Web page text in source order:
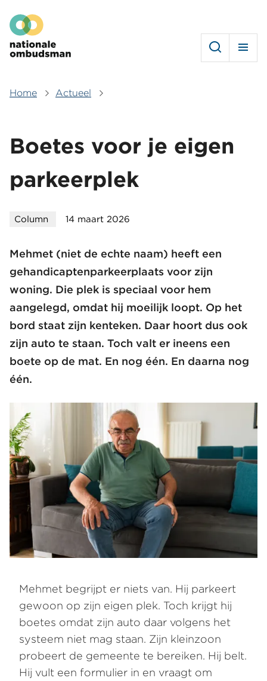
en
naar
de
gaan
Hoofdmenu
Home Actueel
Boetes voor je eigen
parkeerplek
Column 14 maart 2026
Mehmet (niet de echte naam) heeft een
gehandicaptenparkeerplaats voor zijn
woning. Die plek is speciaal voor hem
aangelegd, omdat hij moeilijk loopt. Op het
bord staat zijn kenteken. Daar hoort dus ook
zijn auto te staan. Toch valt er ineens een
boete op de mat. En nog één. En daarna nog
één.
Mehmet begrijpt er niets van. Hij parkeert
gewoon op zijn eigen plek. Toch krijgt hij
boetes omdat zijn auto daar volgens het
systeem niet mag staan. Zijn kleinzoon
probeert de gemeente te bereiken. Hij belt.
Hij vult een formulier in en vraagt om